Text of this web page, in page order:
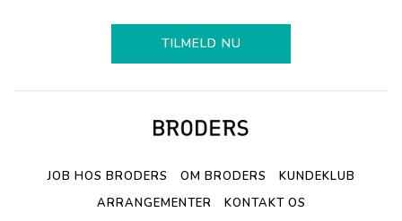
TILMELD NU
JOB HOS BRODERS OM BRODERS
KUNDEKLUB
ARRANGEMENTER
KONTAKT OS